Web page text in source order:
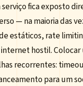
fica exposto
— na maioria das
estáticos, rate
hostil.
recorrentes:
para um